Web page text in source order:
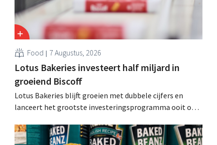
Food 7 Augustus, 2026
Lotus Bakeries investeert half miljard in
groeiend Biscoff
Lotus Bakeries blijft groeien met dubbele cijfers en
lanceert het grootste investeringsprogramma ooit om
moeten dit momentum grijpen”.